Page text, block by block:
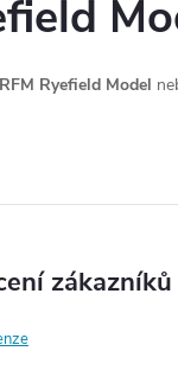
RFM Ryefield Model
zákazníků